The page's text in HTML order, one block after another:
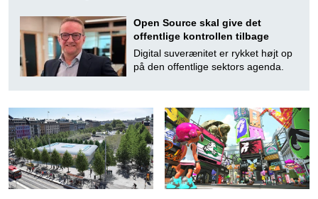
Open Source skal give det
offentlige kontrollen tilbage
Digital suverænitet er rykket højt op
på den offentlige sektors agenda.